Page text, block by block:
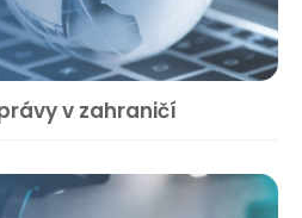
v zahraničí